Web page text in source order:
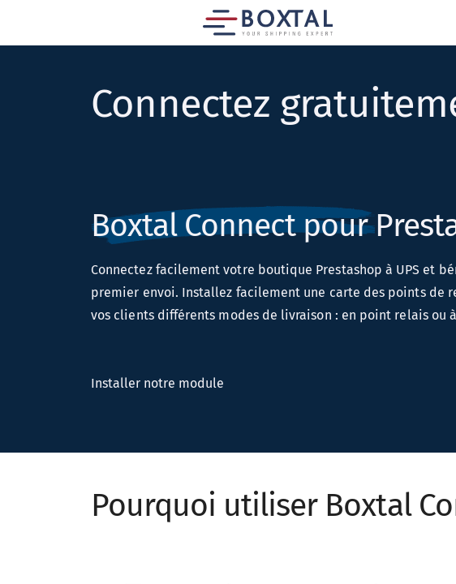
Connectez
Boxtal Connect pour
Connectez facilement votre boutique Prestashop à UPS et
premier envoi. Installez facilement une carte des points de
vos clients différents modes de livraison : en point relais ou
Installer notre module
Pourquoi utiliser Boxtal